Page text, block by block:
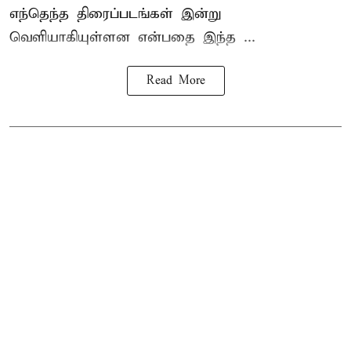
எந்தெந்த திரைப்படங்கள் இன்று
வெளியாகியுள்ளன என்பதை இந்த ...
Read More